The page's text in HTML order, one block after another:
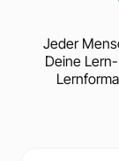
Jeder
Deine